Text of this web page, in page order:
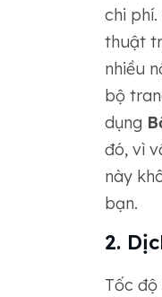
chi
thuật
nhiều
bộ
dụng
đó, vì
này
bạn.
2.
Tốc